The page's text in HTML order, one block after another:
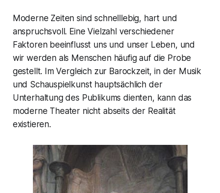
Moderne Zeiten sind schnelllebig, hart und
anspruchsvoll. Eine Vielzahl verschiedener
Faktoren beeinflusst uns und unser Leben, und
wir werden als Menschen häufig auf die Probe
gestellt. Im Vergleich zur Barockzeit, in der Musik
und Schauspielkunst hauptsächlich der
Unterhaltung des Publikums dienten, kann das
moderne Theater nicht abseits der Realität
existieren.